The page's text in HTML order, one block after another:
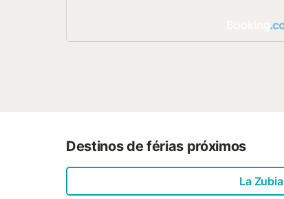
Destinos de férias próximos
La Zubia